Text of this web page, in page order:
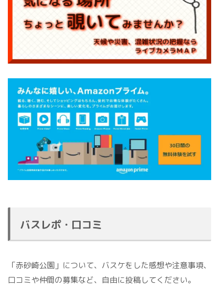
バスレポ・口コミ
「赤砂崎公園」について、バスケをした感想や注意事項、
口コミや仲間の募集など、自由に投稿してください。